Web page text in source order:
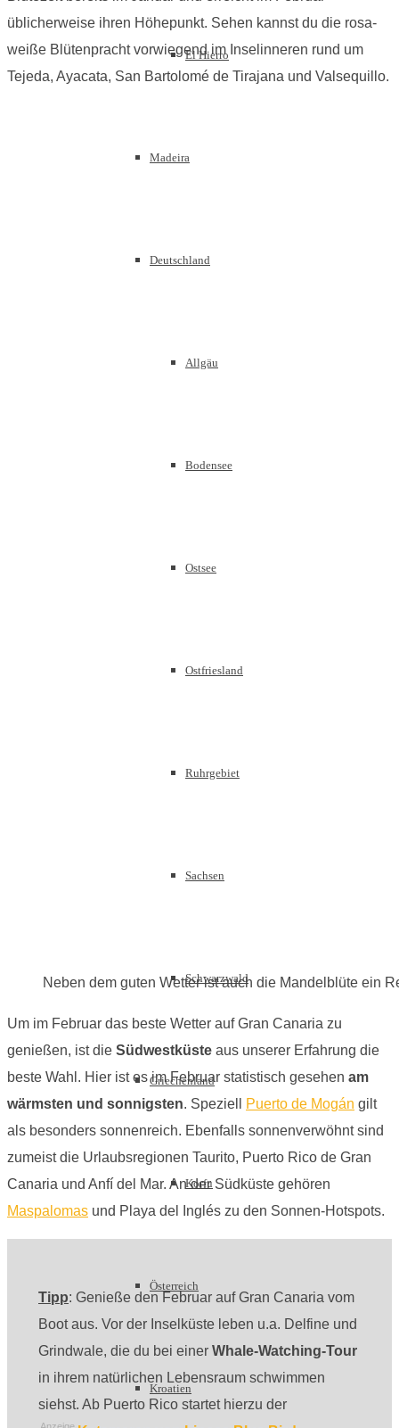
El Hierro
Madeira
Deutschland
Allgäu
Bodensee
Ostsee
Ostfriesland
Ruhrgebiet
Sachsen
Schwarzwald
Griechenland
Korfu
Österreich
Kroatien
üblicherweise ihren Höhepunkt. Sehen kannst du die rosa-
weiße Blütenpracht vorwiegend im Inselinneren rund um
Tejeda, Ayacata, San Bartolomé de Tirajana und Valsequillo.
Neben dem guten Wetter ist auch die Mandelblüte ein
Um im Februar das beste Wetter auf Gran Canaria zu
genießen, ist die Südwestküste aus unserer Erfahrung die
beste Wahl. Hier ist es im Februar statistisch gesehen am
wärmsten und sonnigsten. Speziell Puerto de Mogán gilt
als besonders sonnenreich. Ebenfalls sonnenverwöhnt sind
zumeist die Urlaubsregionen Taurito, Puerto Rico de Gran
Canaria und Anfí del Mar. An der Südküste gehören
Maspalomas und Playa del Inglés zu den Sonnen-Hotspots.
Tipp: Genieße den Februar auf Gran Canaria vom
Boot aus. Vor der Inselküste leben u.a. Delfine und
Grindwale, die du bei einer Whale-Watching-Tour
in ihrem natürlichen Lebensraum schwimmen
siehst. Ab Puerto Rico startet hierzu der